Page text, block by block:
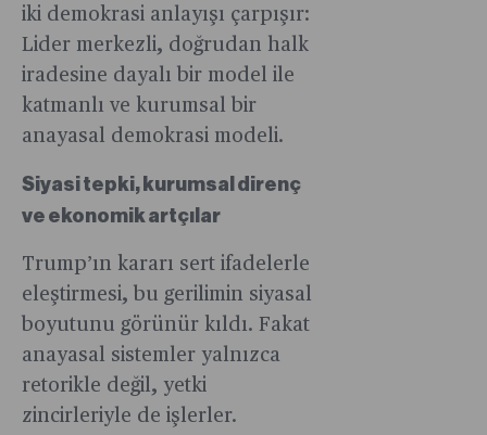
iki demokrasi anlayışı çarpışır:
Lider merkezli, doğrudan halk
iradesine dayalı bir model ile
katmanlı ve kurumsal bir
anayasal demokrasi modeli.
Siyasi tepki, kurumsal direnç
ve ekonomik artçılar
Trump’ın kararı sert ifadelerle
eleştirmesi, bu gerilimin siyasal
boyutunu görünür kıldı. Fakat
anayasal sistemler yalnızca
retorikle değil, yetki
zincirleriyle de işlerler.